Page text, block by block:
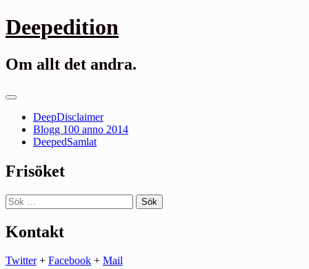
Gå
till
Deepedition
Om allt det andra.
Primär
DeepDisclaimer
Blogg 100 anno 2014
DeepedSamlat
Frisöket
Sök
efter:
Kontakt
Twitter+ Facebook + Mail